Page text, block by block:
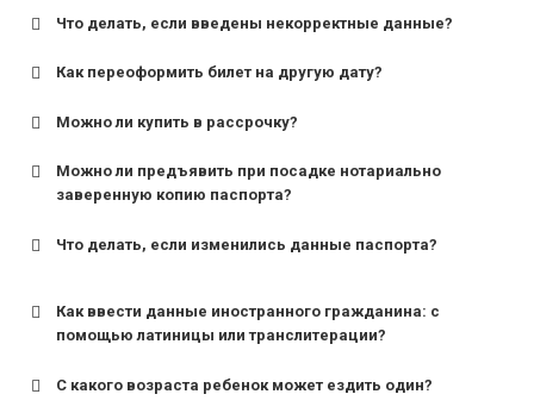
Что делать, если введены некорректные данные?
Как переоформить билет на другую дату?
Можно ли купить в рассрочку?
Можно ли предъявить при посадке нотариально
заверенную копию паспорта?
Что делать, если изменились данные паспорта?
Как ввести данные иностранного гражданина: с
помощью латиницы или транслитерации?
С какого возраста ребенок может ездить один?